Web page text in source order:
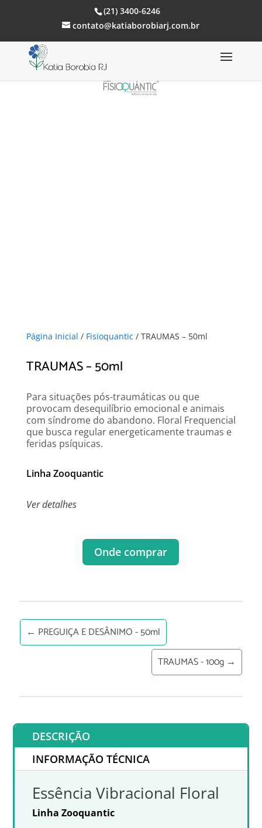
(21) 3400-6246
contato@katiaborobiarj.com.br
Página Inicial / Fisioquantic / TRAUMAS – 50ml
TRAUMAS – 50ml
Para situações pós-traumáticas ou que
provocam desequilíbrio emocional e animais
com síndrome do abandono. Floral Frequencial
que busca regular energeticamente traumas e
feridas psíquicas.
Linha Zooquantic
Ver detalhes
Onde comprar
← PREGUIÇA E DESÂNIMO - 50ml
TRAUMAS - 100g →
DESCRIÇÃO
INFORMAÇÃO TÉCNICA
Essência Vibracional Floral
Linha Zooquantic